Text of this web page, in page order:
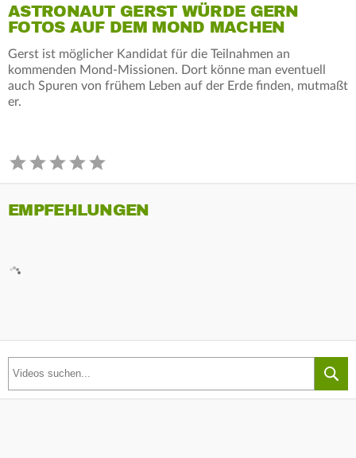
ASTRONAUT GERST WÜRDE GERN
FOTOS AUF DEM MOND MACHEN
Gerst ist möglicher Kandidat für die Teilnahmen an
kommenden Mond-Missionen. Dort könne man eventuell
auch Spuren von frühem Leben auf der Erde finden, mutmaßt
er.
EMPFEHLUNGEN